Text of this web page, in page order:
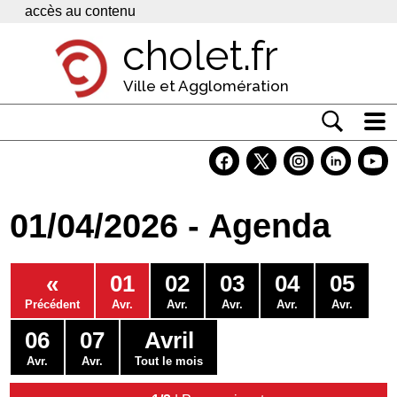
Panneau de gestion des cookies
accès au contenu
cholet.fr
Ville et Agglomération
Economie
Services
Contacts
01/04/2026 - Agenda
«
Précédent
01
Avr.
02
Avr.
03
Avr.
04
Avr.
05
Avr.
06
Avr.
07
Avr.
Avril
Tout le mois